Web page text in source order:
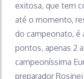
exitosa, que tem
até o momento,
do campeonato, é
pontos, apenas 2
campeoníssima
preparador